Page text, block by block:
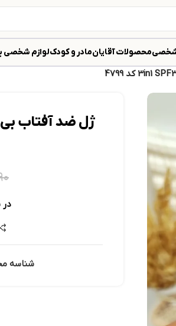
محصولات آقایانمادر و کودکلوازم شخصی
شناسه